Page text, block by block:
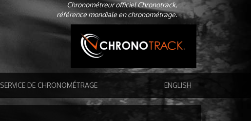
Chronométreur officiel Chronotrack,
référence mondiale en chronométrage.
SERVICE DE CHRONOMÉTRAGE ENGLISH